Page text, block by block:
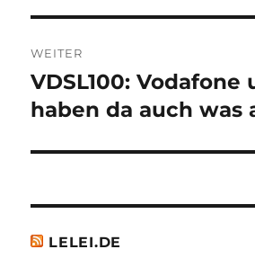
WEITER
Nächster
Beitrag:
VDSL100: Vodafone
haben da auch was
LELEI.DE